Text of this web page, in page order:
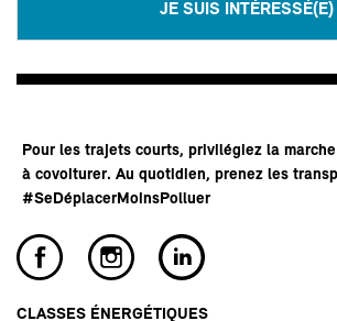
JE SUIS INTÉRESSÉ(E)
Pour les trajets courts, privilégiez la
à covoiturer. Au quotidien, prenez les
#SeDéplacerMoinsPolluer
CLASSES ÉNERGÉTIQUES